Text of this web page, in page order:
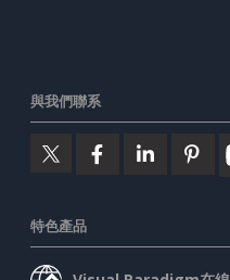
與我們聯系
特色產品